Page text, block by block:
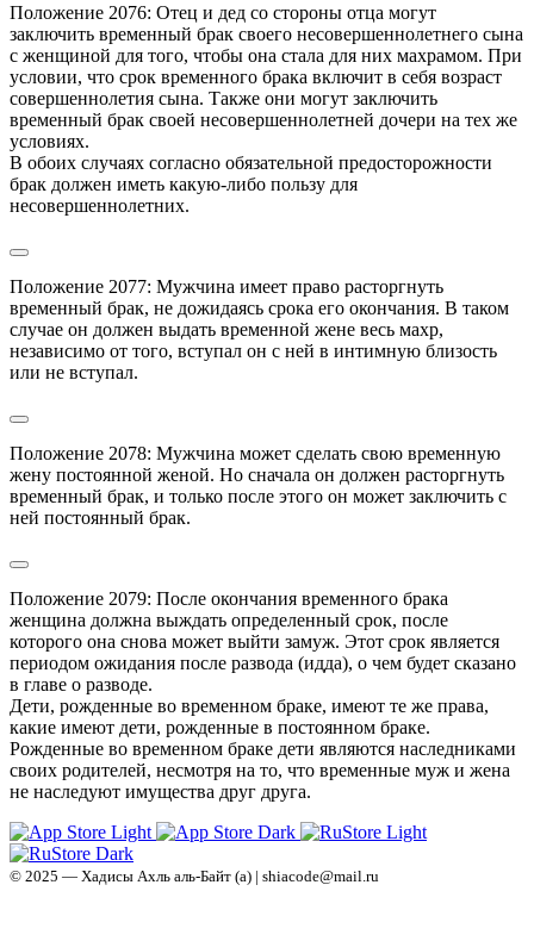
Положение 2076: Отец и дед со стороны отца могут
заключить временный брак своего несовершеннолетнего сына
с женщиной для того, чтобы она стала для них махрамом. При
условии, что срок временного брака включит в себя возраст
совершеннолетия сына. Также они могут заключить
временный брак своей несовершеннолетней дочери на тех же
условиях.
В обоих случаях согласно обязательной предосторожности
брак должен иметь какую-либо пользу для
несовершеннолетних.
Положение 2077: Мужчина имеет право расторгнуть
временный брак, не дожидаясь срока его окончания. В таком
случае он должен выдать временной жене весь махр,
независимо от того, вступал он с ней в интимную близость
или не вступал.
Положение 2078: Мужчина может сделать свою временную
жену постоянной женой. Но сначала он должен расторгнуть
временный брак, и только после этого он может заключить с
ней постоянный брак.
Положение 2079: После окончания временного брака
женщина должна выждать определенный срок, после
которого она снова может выйти замуж. Этот срок является
периодом ожидания после развода (идда), о чем будет сказано
в главе о разводе.
Дети, рожденные во временном браке, имеют те же права,
какие имеют дети, рожденные в постоянном браке.
Рожденные во временном браке дети являются наследниками
своих родителей, несмотря на то, что временные муж и жена
не наследуют имущества друг друга.
© 2025 — Хадисы Ахль аль-Байт (а) | shiacode@mail.ru